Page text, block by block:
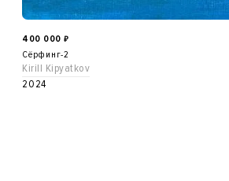
400 000 ₽
Сёрфинг-2
Kirill Kipyatkov
2024